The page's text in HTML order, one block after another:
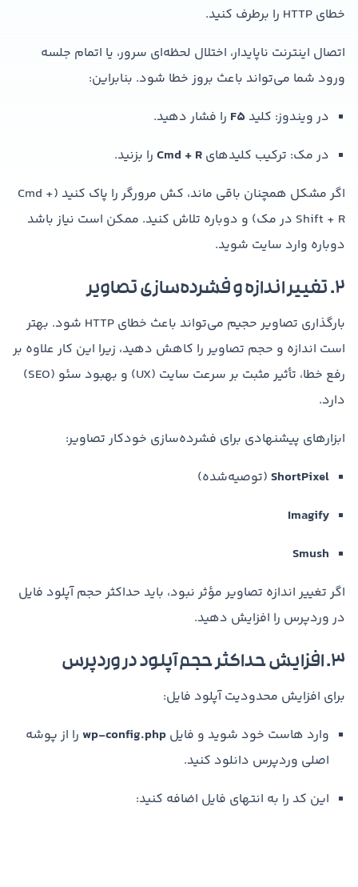
خطای HTTP را برطرف کنید.
اتصال اینترنت ناپایدار، اختلال لحظه‌ای سرور، یا اتمام جلسه
ورود شما می‌تواند باعث بروز خطا شود. بنابراین:
در ویندوز: کلید F5 را فشار دهید.
در مک: ترکیب کلیدهای Cmd + R را بزنید.
اگر مشکل همچنان باقی ماند، کش مرورگر را پاک کنید (Cmd +
Shift + R در مک) و دوباره تلاش کنید. ممکن است نیاز باشد
دوباره وارد سایت شوید.
۲. تغییر اندازه و فشرده‌سازی تصاویر
بارگذاری تصاویر حجیم می‌تواند باعث خطای HTTP شود. بهتر
است اندازه و حجم تصاویر را کاهش دهید، زیرا این کار علاوه بر
رفع خطا، تأثیر مثبت بر سرعت سایت (UX) و بهبود سئو (SEO)
دارد.
ابزارهای پیشنهادی برای فشرده‌سازی خودکار تصاویر:
ShortPixel (توصیه‌شده)
Imagify
Smush
اگر تغییر اندازه تصاویر مؤثر نبود، باید حداکثر حجم آپلود فایل
در وردپرس را افزایش دهید.
۳. افزایش حداکثر حجم آپلود در وردپرس
برای افزایش محدودیت آپلود فایل:
وارد هاست خود شوید و فایل wp-config.php را از پوشه
اصلی وردپرس دانلود کنید.
این کد را به انتهای فایل اضافه کنید: